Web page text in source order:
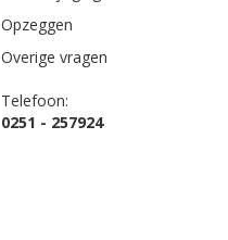
Opzeggen
Overige vragen
Telefoon:
0251 - 257924